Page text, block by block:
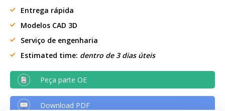
Entrega rápida
Modelos CAD 3D
Serviço de engenharia
Estimated time: dentro de 3 dias úteis
Peça parte OE
Download PDF